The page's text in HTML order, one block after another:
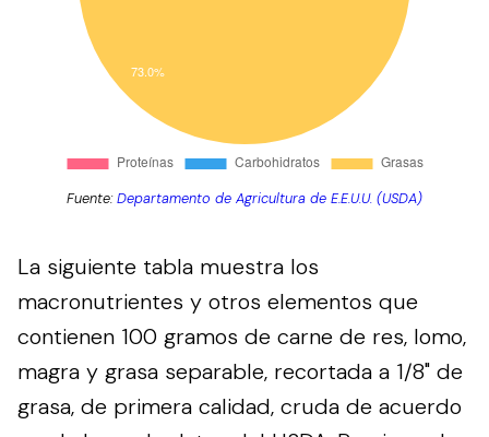
Fuente:Departamento de Agricultura de E.E.U.U. (USDA)
La siguiente tabla muestra los
macronutrientes y otros elementos que
contienen 100 gramos de carne de res, lomo,
magra y grasa separable, recortada a 1/8" de
grasa, de primera calidad, cruda de acuerdo